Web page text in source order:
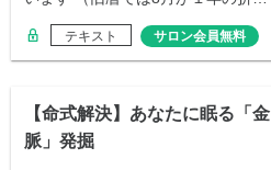
テキスト サロン会員無料
【命式解決】あなたに眠る「金
脈」発掘